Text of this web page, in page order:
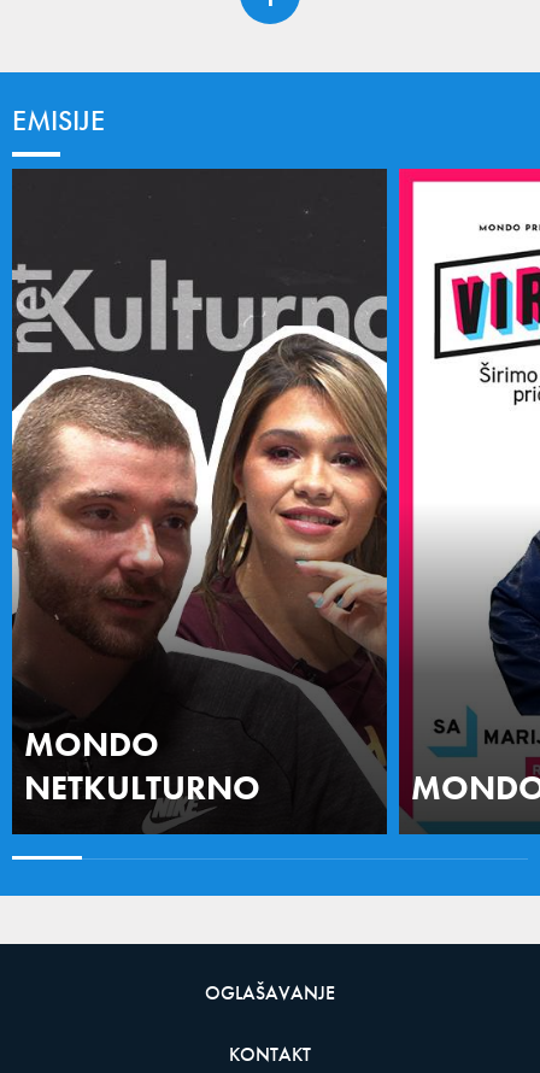
EMISIJE
MONDO
NETKULTURNO
OGLAŠAVANJE
KONTAKT